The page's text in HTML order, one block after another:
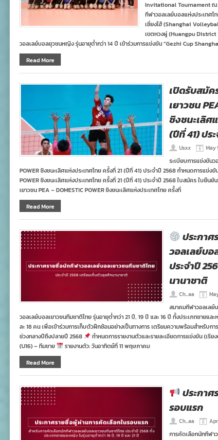
Invitational Tournament ณ
กีฬาวอลเลย์บอลแห่งประเทศ
เซี่ยงไฮ้ (Shanghai
เขตหวงผู่ (Huangpu
วอลเลย์บอลยุวชนหญิง รุ่นอายุต่ำกว่า 14 ปี เข้าร่วมการแข่งขัน “Gezhi Cup
Read More
เปิดรับสมัค
เยาวชน
ชิงชนะเลิศ
(ปีที่ 41) ปร
Usxx May
ระเบียบการแข่งขันว
POWER ชิงชนะเลิศแห่งประเทศไทย ครั้งที่ 21 (ปีที่ 41) ประจำปี 2568 กำหนดการแข่ง
POWER ชิงชนะเลิศแห่งประเทศไทย ครั้งที่ 21 (ปีที่ 41) ประจำปี 2568 ใบสมัคร ใบยืน
เยาวชน PEA – DOMESTIC POWER ชิงชนะเลิศแห่งประเทศไทย ครั้งที่
Read More
ประกา
วอลเลย์บอ
ประจำปี
นานาชาติ
Ch...aa
สมาคมกีฬาวอลเลย์
วอลเลย์บอลเยาวชนทีมชาติไทย รุ่นอายุต่ำกว่า 21 ปี, 19 ปี และ 16 ปี ทั้งประเภทชายแ
ละ 18 คน เพื่อเข้าร่วมการเก็บตัวฝึกซ้อมอย่างเป็นทางการ เตรียมความพร้อมสำหรับกา
ช่วงกลางปีถึงปลายปี 2568
กำหนดการรายงานตัวและรายละเอียดการแข่งขัน (เรี
(U16) – ทีมชาย
รายงานตัว: วันอาทิตย์ที่ 11 พฤษภาคม
Read More
ประกา
รอบแรก
Ch...aa
การคัดเลือกนักกีฬา